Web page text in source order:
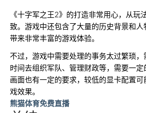
《十字军之王2》的打造非常用心，从玩
致。游戏中还包含了大量的历史背景和
带来非常丰富的游戏体验。
不过，游戏中需要处理的事务太过繁琐
时间去组织军队、管理财政等，需要一
画面也有一定的要求，较低的显卡配置
戏效果。
熊猫体育免费直播